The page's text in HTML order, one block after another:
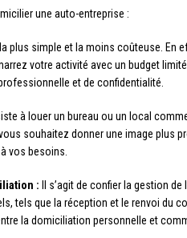
une auto-entreprise :
la plus simple et la moins coûteuse.
votre activité avec un budget
et de confidentialité.
à louer un bureau ou un local
souhaitez donner une image
vos besoins.
: Il s’agit de confier la gestion
tels que la réception et le renvoi du
la domiciliation personnelle et